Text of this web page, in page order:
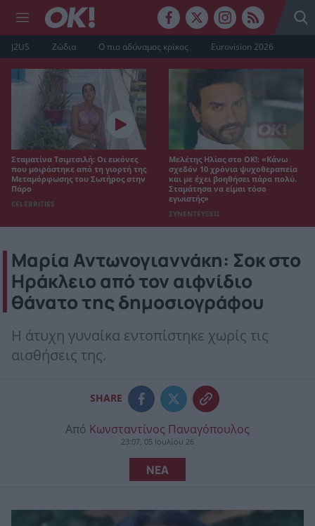
J2US Ζώδια Ο πιο αδύναμος κρίκος Eurovision 2026
Σταματίνα Τσιμτσιλή: Οι εικόνες
που μοιράστηκε από τη γιορτή της
Μεταμόρφωσης του Σωτήρος στην
Πάρο
CELEBRITIES
Μελέτης Ηλίας στο ΟΚ!: «Κάνω
σχεδόν 10 χρόνια ψυχοθεραπεία
και με έχει βοηθήσει πάρα πολύ.
Σταμάτησα να είμαι τόσο
εγωιστής»
ΣΥΝΕΝΤΕΥΞΕΙΣ
Μαρία Αντωνογιαννάκη: Σοκ στο
Ηράκλειο από τον αιφνίδιο
θάνατο της δημοσιογράφου
Η άτυχη γυναίκα εντοπίστηκε χωρίς τις
αισθήσεις της.
SHARE
Από Κωνσταντίνος Παναγόπουλος
23:07, 05 Ιουλίου 26
ΝΕΑ